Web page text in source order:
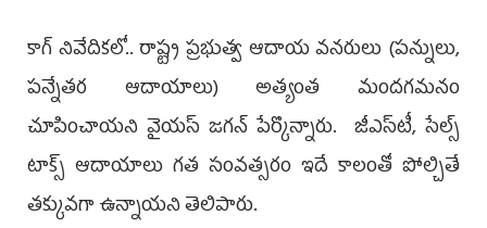
కాగ్‌ నివేదికలో.. రాష్ట్ర ప్రభుత్వ ఆదాయ వనరులు (పన్నులు,
పన్నేతర ఆదాయాలు) అత్యంత మందగమనం
చూపించాయని వైయ‌స్ జ‌గ‌న్ పేర్కొన్నారు. జీఎస్‌టీ, సేల్స్‌
టాక్స్‌ ఆదాయాలు గత సంవత్సరం ఇదే కాలంతో పోల్చితే
తక్కువగా ఉన్నాయని తెలిపారు.